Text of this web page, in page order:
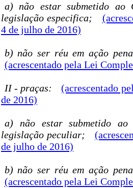
a) não estar submetido ao
legislação especifica;
4 de julho de 2016)
b) não ser réu em ação
(acrescentado pela Lei
II - praças:
(acrescentado
de 2016)
a) não estar submetido
legislação peculiar;
de julho de 2016)
b) não ser réu em ação
(acrescentado pela Lei